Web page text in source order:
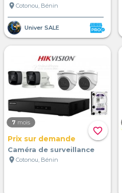
location_on Cotonou, Bénin
Univer SALE
favorite_border
7 mois
Prix sur demande
Caméra de surveillance
location_on Cotonou, Bénin